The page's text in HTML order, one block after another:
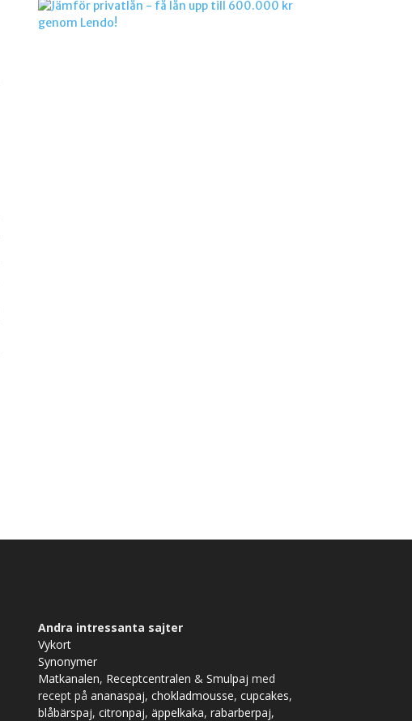
Andra intressanta sajter
Vykort
Synonymer
Matkanalen, Receptcentralen & Smulpaj med
recept på ananaspaj, chokladmousse, cupcakes,
blåbärspaj, citronpaj, äppelkaka, rabarberpaj,